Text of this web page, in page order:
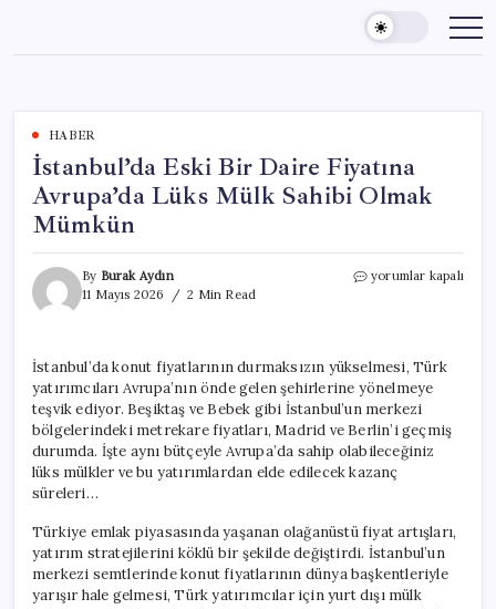
content
HABER
İstanbul’da Eski Bir Daire Fiyatına
Avrupa’da Lüks Mülk Sahibi Olmak
Mümkün
By Burak Aydın
11 Mayıs 2026
2 Min Read
İstanbul’da
Avrupa’da
Lüks
Mülk
Sahibi
Olmak
Mümkün
için
yorumlar kapalı
İstanbul’da konut fiyatlarının durmaksızın yükselmesi, Türk
yatırımcıları Avrupa’nın önde gelen şehirlerine yönelmeye
teşvik ediyor. Beşiktaş ve Bebek gibi İstanbul’un merkezi
bölgelerindeki metrekare fiyatları, Madrid ve Berlin’i geçmiş
durumda. İşte aynı bütçeyle Avrupa’da sahip olabileceğiniz
lüks mülkler ve bu yatırımlardan elde edilecek kazanç
süreleri…
Türkiye emlak piyasasında yaşanan olağanüstü fiyat artışları,
yatırım stratejilerini köklü bir şekilde değiştirdi. İstanbul’un
merkezi semtlerinde konut fiyatlarının dünya başkentleriyle
yarışır hale gelmesi, Türk yatırımcılar için yurt dışı mülk